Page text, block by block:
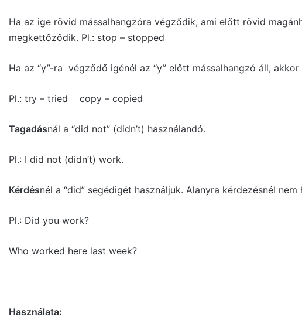
Ha az ige rövid mássalhangzóra végződik, ami előtt rövid
megkettőződik. Pl.: stop – stopped
Ha az “y”-ra végződő igénél az “y” előtt mássalhangzó áll, akkor
Pl.: try – tried copy – copied
Tagadásnál a “did not” (didn’t) használandó.
Pl.: I did not (didn’t) work.
Kérdésnél a “did” segédigét használjuk. Alanyra kérdezésnél
Pl.: Did you work?
Who worked here last week?
Használata: